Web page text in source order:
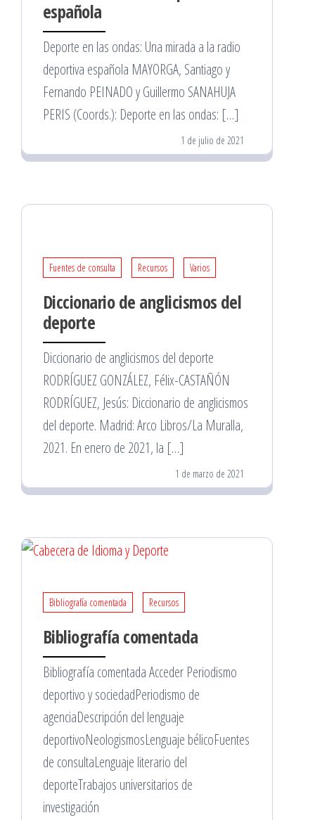
española
Deporte en las ondas: Una mirada a la radio
deportiva española MAYORGA, Santiago y
Fernando PEINADO y Guillermo SANAHUJA
PERIS (Coords.): Deporte en las ondas: […]
1 de julio de 2021
Fuentes de consulta Recursos Varios
Diccionario de anglicismos del
deporte
Diccionario de anglicismos del deporte
RODRÍGUEZ GONZÁLEZ, Félix-CASTAÑÓN
RODRÍGUEZ, Jesús: Diccionario de anglicismos
del deporte. Madrid: Arco Libros/La Muralla,
2021. En enero de 2021, la […]
1 de marzo de 2021
Bibliografía comentada Recursos
Bibliografía comentada
Bibliografía comentada Acceder Periodismo
deportivo y sociedadPeriodismo de
agenciaDescripción del lenguaje
deportivoNeologismosLenguaje bélicoFuentes
de consultaLenguaje literario del
deporteTrabajos universitarios de
investigación